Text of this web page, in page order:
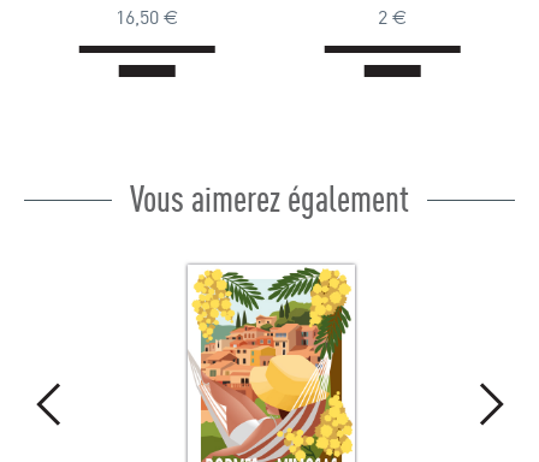
16,50 € 2 €
Vous aimerez également